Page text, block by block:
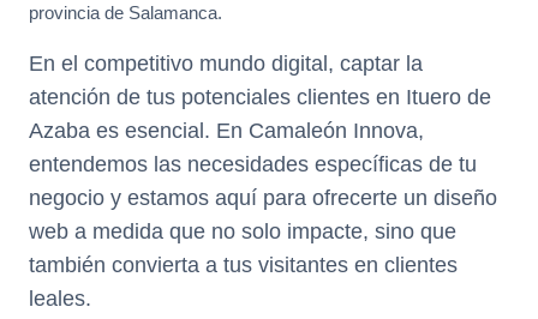
provincia de Salamanca.
En el competitivo mundo digital, captar la
atención de tus potenciales clientes en Ituero de
Azaba es esencial. En Camaleón Innova,
entendemos las necesidades específicas de tu
negocio y estamos aquí para ofrecerte un diseño
web a medida que no solo impacte, sino que
también convierta a tus visitantes en clientes
leales.